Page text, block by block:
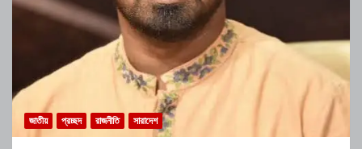
জাতীয় প্রচ্ছদ রাজনীতি সারাদেশ